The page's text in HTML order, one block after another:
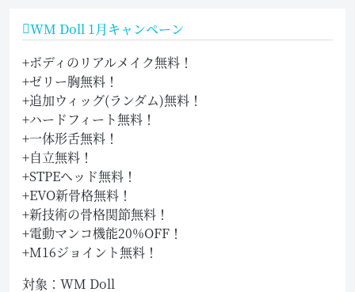
WM Doll 1月キャンペーン
+ボディのリアルメイク無料！
+ゼリー胸無料！
+追加ウィッグ(ランダム)無料！
+ハードフィート無料！
+一体形舌無料！
+自立無料！
+STPEヘッド無料！
+EVO新骨格無料！
+新技術の骨格関節無料！
+電動マンコ機能20%OFF！
+M16ジョイント無料！
対象：WM Doll